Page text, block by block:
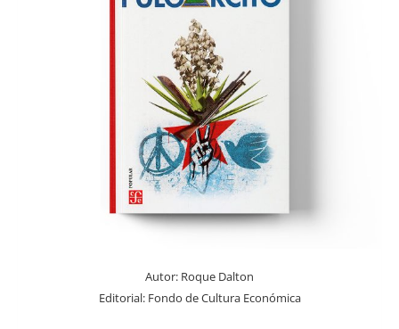
Autor: Roque Dalton
Editorial:Fondo de Cultura Económica